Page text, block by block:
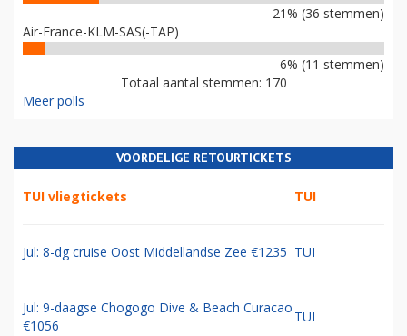
21% (36 stemmen)
Air-France-KLM-SAS(-TAP)
6% (11 stemmen)
Totaal aantal stemmen: 170
Meer polls
VOORDELIGE RETOURTICKETS
TUI vliegtickets TUI
Jul: 8-dg cruise Oost Middellandse Zee €1235 TUI
Jul: 9-daagse Chogogo Dive & Beach Curacao
€1056
TUI